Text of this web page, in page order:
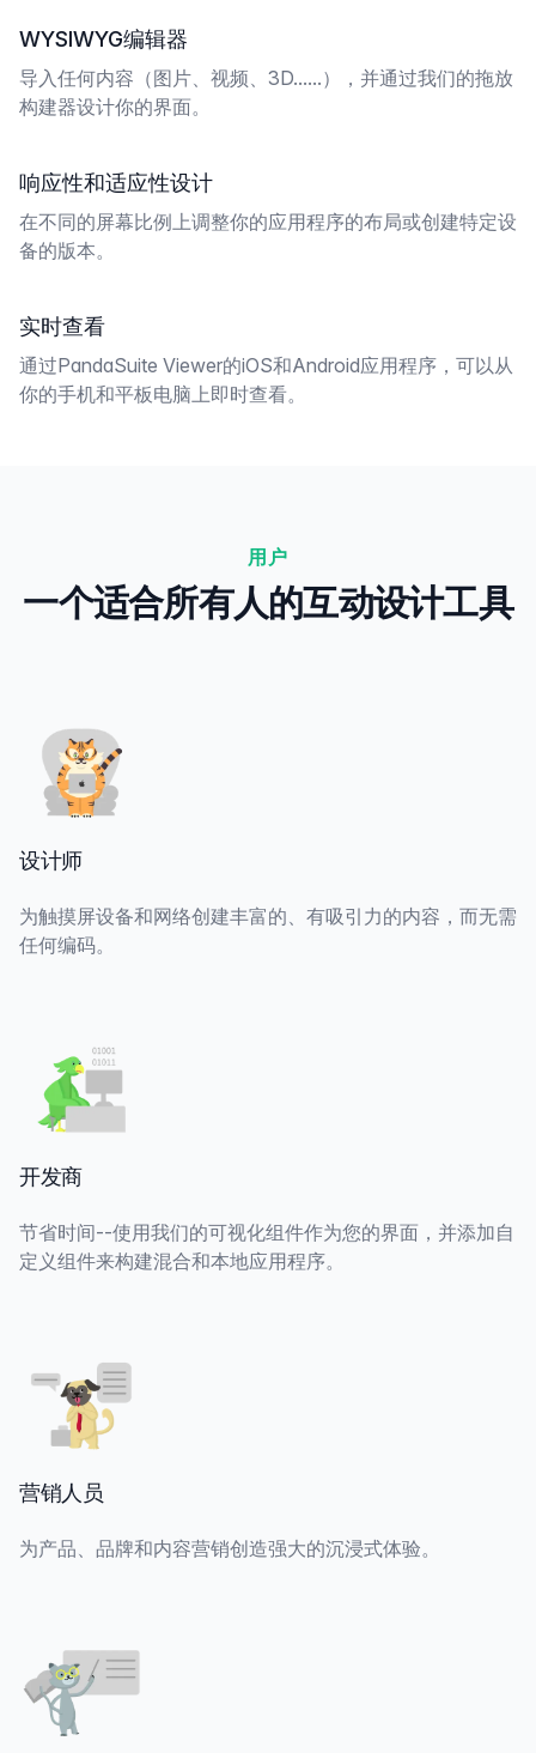
WYSIWYG编辑器
导入任何内容（图片、视频、3D......），并通过我们的拖放
构建器设计你的界面。
响应性和适应性设计
在不同的屏幕比例上调整你的应用程序的布局或创建特定设
备的版本。
实时查看
通过PandaSuite Viewer的iOS和Android应用程序，可以从
你的手机和平板电脑上即时查看。
用户
一个适合所有人的互动设计工具
设计师
为触摸屏设备和网络创建丰富的、有吸引力的内容，而无需
任何编码。
开发商
节省时间--使用我们的可视化组件作为您的界面，并添加自
定义组件来构建混合和本地应用程序。
营销人员
为产品、品牌和内容营销创造强大的沉浸式体验。